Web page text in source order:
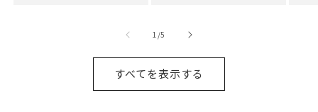
1 /の
5
すべてを表示する